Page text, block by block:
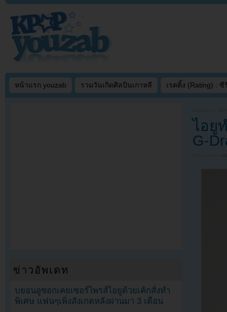
หน้าแรก youzab รวมวันเกิดศิลปินเกาหลี เรตติ้ง (Rating) : ซี
ไอยู
G-
ข่าวอัพเดท
บยอนอูซอกเคยเซอร์ไพรส์ไอยูด้วยเค้กสั่งทำ
พิเศษ แฟนๆเพิ่งสังเกตหลังผ่านมา 3 เดือน